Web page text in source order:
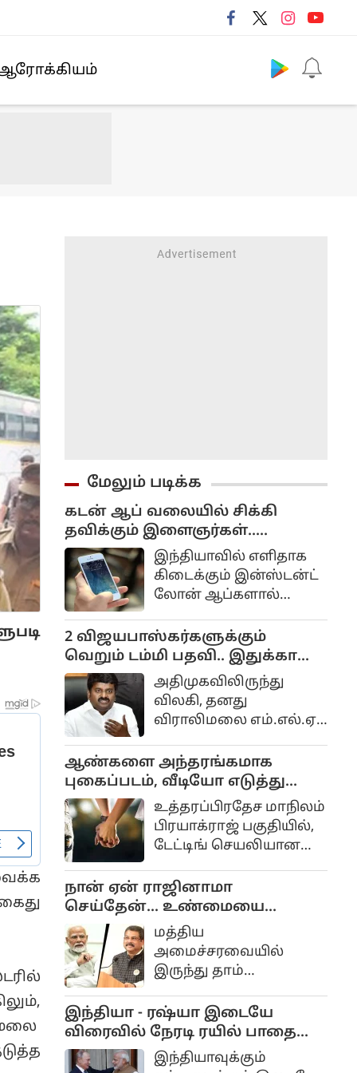
மேலும் படிக்க
கடன் ஆப் வலையில் சிக்கி
தவிக்கும் இளைஞர்கள்..
தப்பிப்பது எப்படி?இந்தியாவில் எளிதாக
கிடைக்கும் இன்ஸ்டன்ட்
லோன் ஆப்களால்
இளைஞர்கள் மற்றும்
நடுத்தர மக்கள்
மாட்டுவண்டிச்சக்கரம்
போன்ற முடிவில்லாத
கடன் வலையில் சிக்கித்
தவிக்கின்றனர்.
2 விஜயபாஸ்கர்களுக்கும்
வெறும் டம்மி பதவி.. இதுக்கா
எம்.எல்.ஏ பதவியை ராஜினாமா
செய்துட்டு வந்தீங்க?
அதிமுகவிலிருந்து
விலகி, தனது
விராலிமலை எம்.எல்.ஏ
ராஜினாமா செய்துவிட்டு
தமிழக வெற்றி
கழகத்தில் இணைந்த
முன்னாள் அமைச்சர்
சி.விஜயபாஸ்கருக்கு
கட்சித் தலைமை
வழங்கியுள்ள பதவி
அவரது ஆதரவாளர்கள்
மத்தியில் பெரும்
அதிர்ச்சியையும்
ஏமாற்றத்தையும்
ஏற்படுத்தியுள்ளது.
ஆண்களை அந்தரங்கமாக
புகைப்படம், வீடியோ எடுத்து
மிரட்டிய பெண்..
கோடிக்கணக்கில் மோசடி...
உத்தரப்பிரதேச மாநிலம்
பிரயாக்ராஜ் பகுதியில்,
டேட்டிங் செயலியான
வலைதளங்கள் மூலம்
ஆண்களுடன் பழகி,
அவர்களை
அந்தரங்கமாக
புகைப்படம் மற்றும்
வீடியோ எடுத்து மிரட்டி
லட்சக்கணக்கில் பணம்
பறித்த பெண்ணின்
மோசடி நெட்வொர்க்
வெளிச்சத்திற்கு
நான் ஏன் ராஜினாமா
செய்தேன்... உண்மையை
மாணவர்கள் முன் கூறிய
தர்மேந்திர பிரதான்...
மத்திய
அமைச்சரவையில்
இருந்து தாம்
உண்மையான
காரணத்தை பாஜக
தலைவரும், சம்பல்பூர்
நாடாளுமன்ற
இந்தியா - ரஷ்யா இடையே
விரைவில் நேரடி ரயில் பாதை
திட்டம்?!..
இந்தியாவுக்கும்